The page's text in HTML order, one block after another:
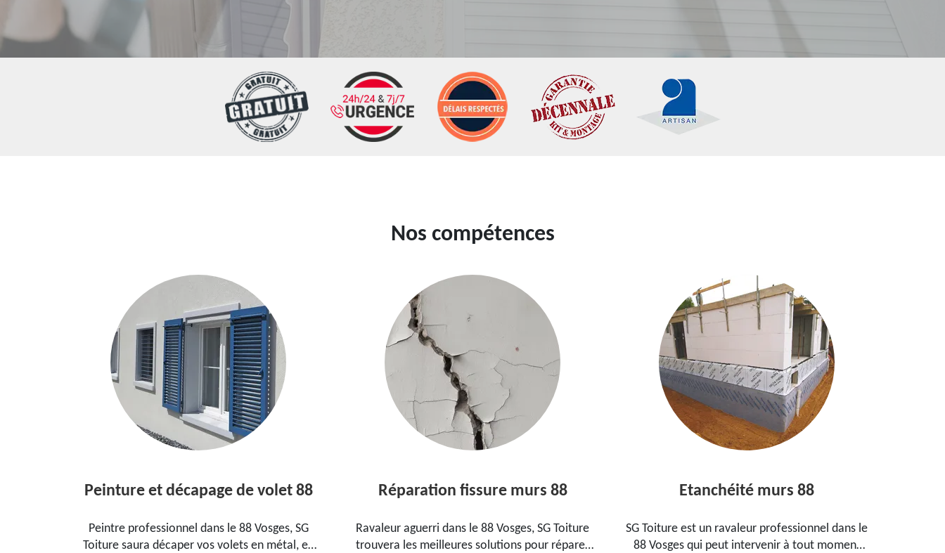
Nos compétences
Peinture et décapage de volet 88
Peintre professionnel dans le 88 Vosges, SG
Toiture saura décaper vos volets en métal, en
Réparation fissure murs 88
Ravaleur aguerri dans le 88 Vosges, SG Toiture
trouvera les meilleures solutions pour réparer
Etanchéité murs 88
SG Toiture est un ravaleur professionnel dans le
88 Vosges qui peut intervenir à tout moment